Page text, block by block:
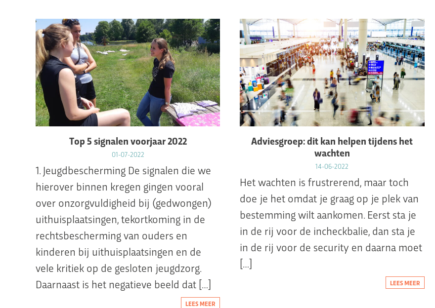
Top 5 signalen voorjaar 2022
01-07-2022
1. Jeugdbescherming De signalen die we
hierover binnen kregen gingen vooral
over onzorgvuldigheid bij (gedwongen)
uithuisplaatsingen, tekortkoming in de
rechtsbescherming van ouders en
kinderen bij uithuisplaatsingen en de
vele kritiek op de gesloten jeugdzorg.
Daarnaast is het negatieve beeld dat […]
LEES MEER
Adviesgroep: dit kan helpen tijdens het
wachten
14-06-2022
Het wachten is frustrerend, maar toch
doe je het omdat je graag op je plek van
bestemming wilt aankomen. Eerst sta je
in de rij voor de incheckbalie, dan sta je
in de rij voor de security en daarna moet
[…]
LEES MEER